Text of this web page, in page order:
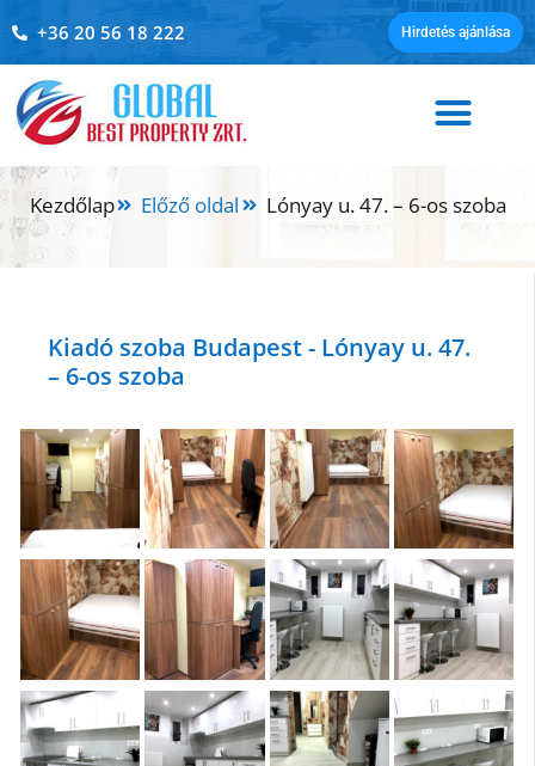
+36 20 56 18 222 Hirdetés ajánlása
Kezdőlap Előző oldal Lónyay u. 47. – 6-os szoba
Kiadó szoba Budapest - Lónyay u. 47.
– 6-os szoba